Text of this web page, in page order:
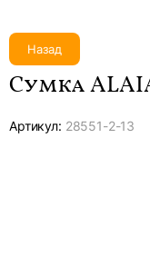
Назад
Сумка
Артикул: 28551-2-13